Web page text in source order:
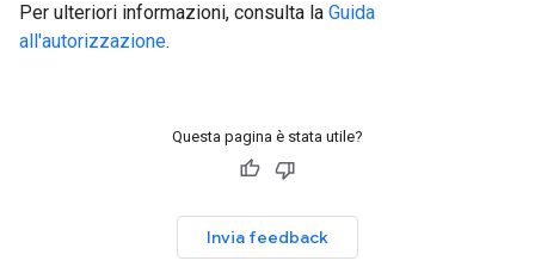
Per ulteriori informazioni, consulta la Guida
all'autorizzazione.
Questa pagina è stata utile?
Invia feedback